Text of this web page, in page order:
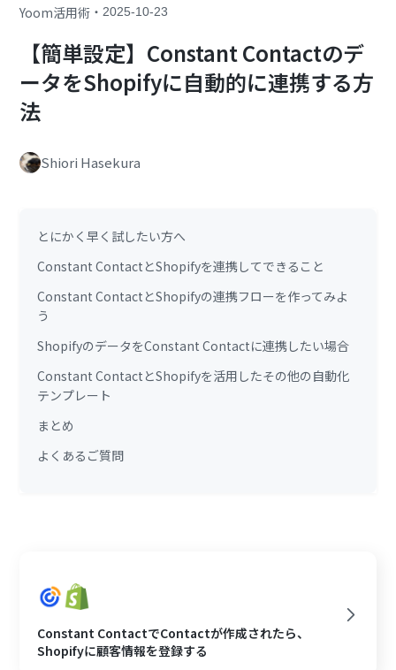
Yoom活用術 ・2025-10-23
【簡単設定】Constant Contactのデ
ータをShopifyに自動的に連携する方
法
Shiori Hasekura
とにかく早く試したい方へ
Constant ContactとShopifyを連携してできること
Constant ContactとShopifyの連携フローを作ってみよ
う
ShopifyのデータをConstant Contactに連携したい場合
Constant ContactとShopifyを活用したその他の自動化
テンプレート
まとめ
よくあるご質問
Constant ContactでContactが作成されたら、
Shopifyに顧客情報を登録する